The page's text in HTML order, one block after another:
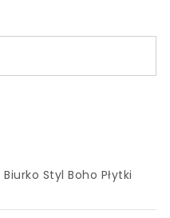
Styl Boho Płytki